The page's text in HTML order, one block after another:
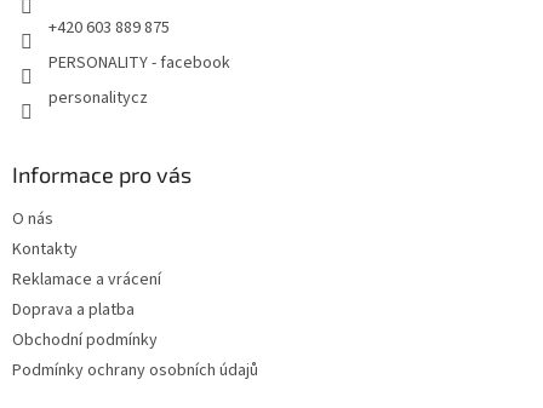
+420 603 889 875
PERSONALITY - facebook
personalitycz
Informace pro vás
O nás
Kontakty
Reklamace a vrácení
Doprava a platba
Obchodní podmínky
Podmínky ochrany osobních údajů